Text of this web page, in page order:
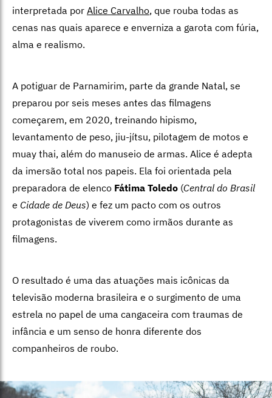
interpretada por Alice Carvalho, que rouba todas as
cenas nas quais aparece e enverniza a garota com fúria,
alma e realismo.
A potiguar de Parnamirim, parte da grande Natal, se
preparou por seis meses antes das filmagens
começarem, em 2020, treinando hipismo,
levantamento de peso, jiu-jítsu, pilotagem de motos e
muay thai, além do manuseio de armas. Alice é adepta
da imersão total nos papeis. Ela foi orientada pela
preparadora de elenco Fátima Toledo (Central do Brasil
e Cidade de Deus) e fez um pacto com os outros
protagonistas de viverem como irmãos durante as
filmagens.
O resultado é uma das atuações mais icônicas da
televisão moderna brasileira e o surgimento de uma
estrela no papel de uma cangaceira com traumas de
infância e um senso de honra diferente dos
companheiros de roubo.